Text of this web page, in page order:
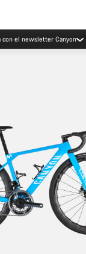
con el newsletter Canyon